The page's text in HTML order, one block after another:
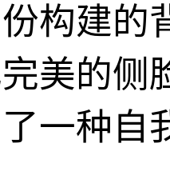
构建的
美的侧
一种自